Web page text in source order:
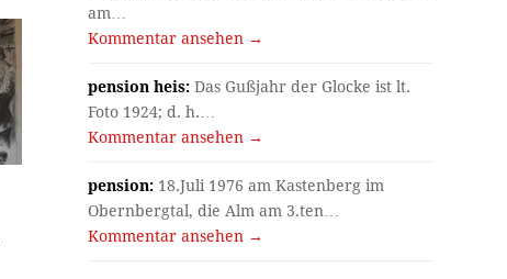
am…
Kommentar ansehen →
pension heis: Das Gußjahr der Glocke ist lt.
Foto 1924; d. h.…
Kommentar ansehen →
pension: 18.Juli 1976 am Kastenberg im
Obernbergtal, die Alm am 3.ten…
Kommentar ansehen →